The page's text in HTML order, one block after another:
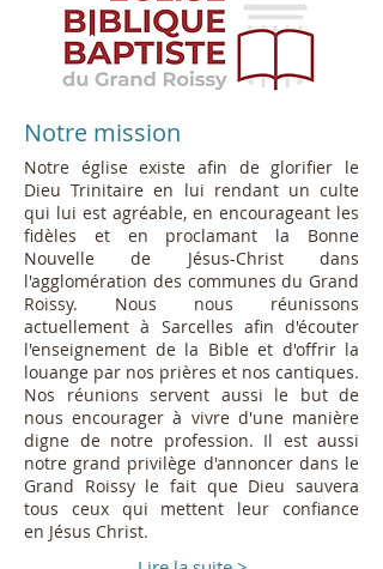
Notre mission
Notre église existe afin de glorifier le
Dieu Trinitaire en lui rendant un culte
qui lui est agréable, en encourageant les
fidèles et en proclamant la Bonne
Nouvelle de Jésus-Christ dans
l'agglomération des communes du Grand
Roissy. Nous nous réunissons
actuellement à Sarcelles afin d'écouter
l'enseignement de la Bible et d'offrir la
louange par nos prières et nos cantiques.
Nos réunions servent aussi le but de
nous encourager à vivre d'une manière
digne de notre profession. Il est aussi
notre grand privilège d'annoncer dans le
Grand Roissy le fait que Dieu sauvera
tous ceux qui mettent leur confiance
en Jésus Christ.